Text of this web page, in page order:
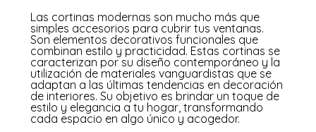
Las cortinas modernas son mucho más que
simples accesorios para cubrir tus ventanas.
Son elementos decorativos funcionales que
combinan estilo y practicidad. Estas cortinas se
caracterizan por su diseño contemporáneo y la
utilización de materiales vanguardistas que se
adaptan a las últimas tendencias en decoración
de interiores. Su objetivo es brindar un toque de
estilo y elegancia a tu hogar, transformando
cada espacio en algo único y acogedor.